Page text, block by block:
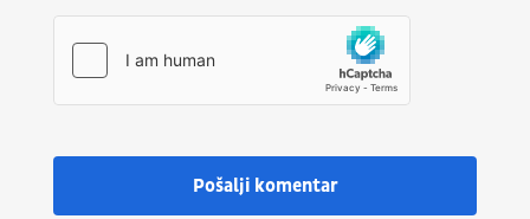
Pošalji komentar